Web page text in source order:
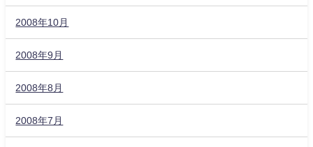
2008年10月
2008年9月
2008年8月
2008年7月